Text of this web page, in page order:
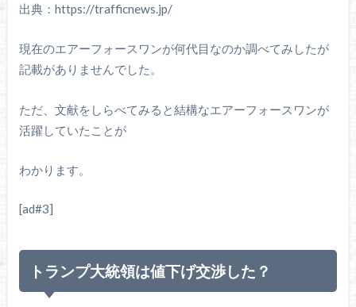
出典：https://trafficnews.jp/
現在のエアーフォースワンが何代目なのか調べてみしたが
記載がありませんでした。
ただ、文献をしらべてみると結構なエアーフォースワンが
活躍していたことが
わかります。
[ad#3]
トランプ大統領は値下げ交渉した？